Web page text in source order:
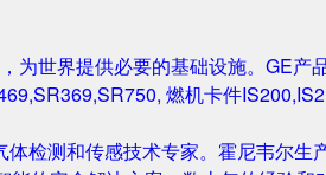
为世界提供必要的基础设施。GE
燃机卡件
检测和传感技术专家。霍尼韦尔